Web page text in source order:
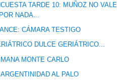
TARDE 10: MUÑOZ NO VALE
NADA...
CÁMARA TESTIGO
DULCE GERIÁTRICO...
MONTE CARLO
ARGENTINIDAD AL PALO